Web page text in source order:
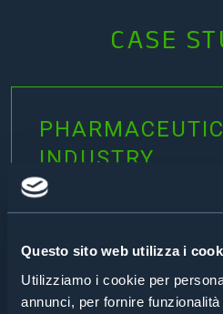
Questo sito web utilizza i
Utilizziamo i cookie per
annunci, per fornire
CASE
INDUSTRY
How can you verify and
all components used in